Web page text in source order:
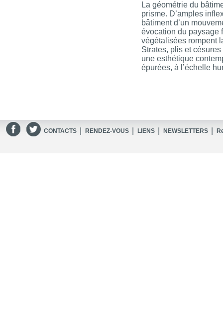
La géométrie du
prisme. D’amples
bâtiment d’un
évocation du paysage
végétalisées rompent
Strates, plis et
une esthétique
épurées, à l’échelle
CONTACTS RENDEZ-VOUS LIENS NEWSLETTERS